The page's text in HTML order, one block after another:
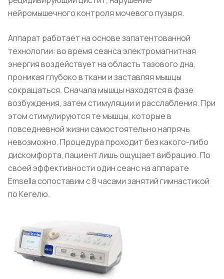
нейромышечного контроля мочевого пузыря.
Аппарат работает на основе запатентованной
технологии: во время сеанса электромагнитная
энергия воздействует на область тазового дна,
проникая глубоко в ткани и заставляя мышцы
сокращаться. Сначала мышцы находятся в фазе
возбуждения, затем стимуляции и расслабления. При
этом стимулируются те мышцы, которые в
повседневной жизни самостоятельно напрячь
невозможно. Процедура проходит без какого-либо
дискомфорта, пациент лишь ощущает вибрацию. По
своей эффективности один сеанс на аппарате
Emsella сопоставим с 8 часами занятий гимнастикой
по Кегелю.